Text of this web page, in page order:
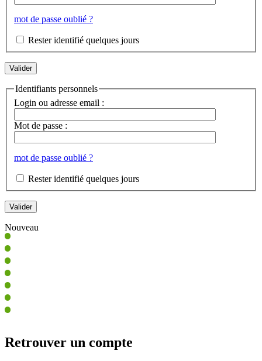
mot de passe oublié ?
Rester identifié quelques jours
Identifiants personnels
Login ou adresse email :
Mot de passe :
mot de passe oublié ?
Rester identifié quelques jours
Nouveau
Retrouver un compte